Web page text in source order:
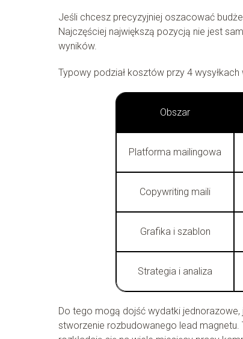
Jeśli chcesz precyzyjniej oszacować
Najczęściej największą pozycją nie jest
wyników.
Typowy podział kosztów przy 4
Obszar
Platforma mailingowa
Copywriting maili
Grafika i szablon
Strategia i analiza
Do tego mogą dojść wydatki
stworzenie rozbudowanego lead magnetu.